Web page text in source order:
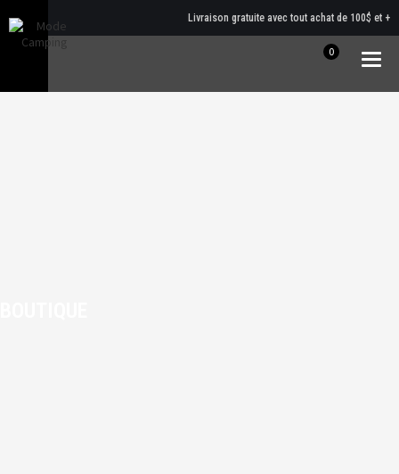
Livraison gratuite avec tout achat de 100$ et +
0